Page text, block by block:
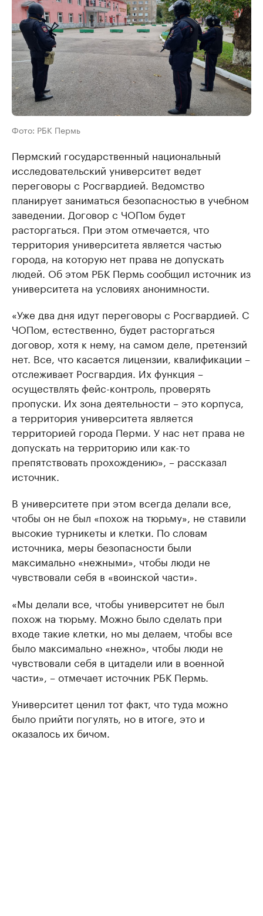
Фото: РБК Пермь
Пермский государственный национальный
исследовательский университет ведет
переговоры с Росгвардией. Ведомство
планирует заниматься безопасностью в учебном
заведении. Договор с ЧОПом будет
расторгаться. При этом отмечается, что
территория университета является частью
города, на которую нет права не допускать
людей. Об этом РБК Пермь сообщил источник из
университета на условиях анонимности.
«Уже два дня идут переговоры с Росгвардией. С
ЧОПом, естественно, будет расторгаться
договор, хотя к нему, на самом деле, претензий
нет. Все, что касается лицензии, квалификации –
отслеживает Росгвардия. Их функция –
осуществлять фейс-контроль, проверять
пропуски. Их зона деятельности – это корпуса,
а территория университета является
территорией города Перми. У нас нет права не
допускать на территорию или как-то
препятствовать прохождению», – рассказал
источник.
В университете при этом всегда делали все,
чтобы он не был «похож на тюрьму», не ставили
высокие турникеты и клетки. По словам
источника, меры безопасности были
максимально «нежными», чтобы люди не
чувствовали себя в «воинской части».
«Мы делали все, чтобы университет не был
похож на тюрьму. Можно было сделать при
входе такие клетки, но мы делаем, чтобы все
было максимально «нежно», чтобы люди не
чувствовали себя в цитадели или в военной
части», – отмечает источник РБК Пермь.
Университет ценил тот факт, что туда можно
было прийти погулять, но в итоге, это и
оказалось их бичом.